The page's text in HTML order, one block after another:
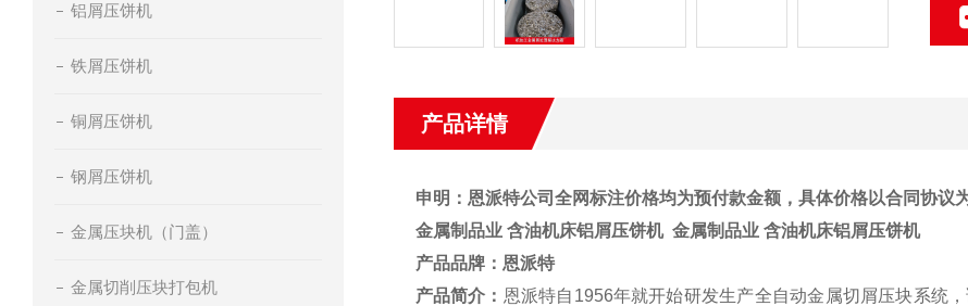
铝屑压饼机
铁屑压饼机
铜屑压饼机
钢屑压饼机
金属压块机（门盖）
金属切削压块打包机
产品详情
申明：恩派特公司全网标注价格均为预付款金额，具体价格以合同协议为
金属制品业 含油机床铝屑压饼机 金属制品业 含油机床铝屑压饼机
产品品牌： 恩派特
产品简介： 恩派特自1956年就开始研发生产全自动金属切屑压块系统